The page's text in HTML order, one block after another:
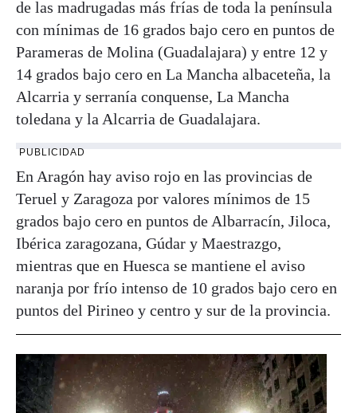
de las madrugadas más frías de toda la península
con mínimas de 16 grados bajo cero en puntos de
Parameras de Molina (Guadalajara) y entre 12 y
14 grados bajo cero en La Mancha albaceteña, la
Alcarria y serranía conquense, La Mancha
toledana y la Alcarria de Guadalajara.
PUBLICIDAD
En Aragón hay aviso rojo en las provincias de
Teruel y Zaragoza por valores mínimos de 15
grados bajo cero en puntos de Albarracín, Jiloca,
Ibérica zaragozana, Gúdar y Maestrazgo,
mientras que en Huesca se mantiene el aviso
naranja por frío intenso de 10 grados bajo cero en
puntos del Pirineo y centro y sur de la provincia.